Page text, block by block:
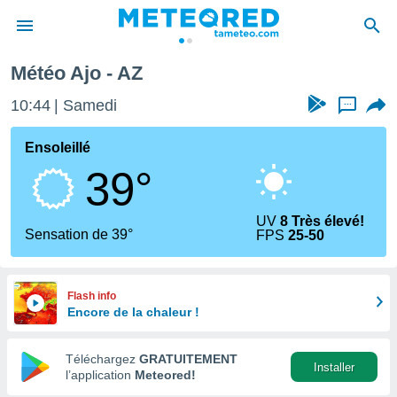
de
en
Météo Ajo - AZ
10:44 Samedi ...
Ensoleillé
39°
Sensation de 39°
UV8 Très élevé!
FPS25-50
Flash info
Encore de la chaleur !
Téléchargez GRATUITEMENT
l’application Meteored!
Installer